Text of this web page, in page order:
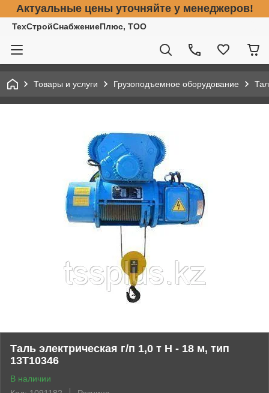
Актуальные цены уточняйте у менеджеров!
ТехСтройСнабжениеПлюс, ТОО
Товары и услуги Грузоподъемное оборудование
Таль электрическая г/п 1,0 т Н - 18 м, тип
13Т10346
В наличии